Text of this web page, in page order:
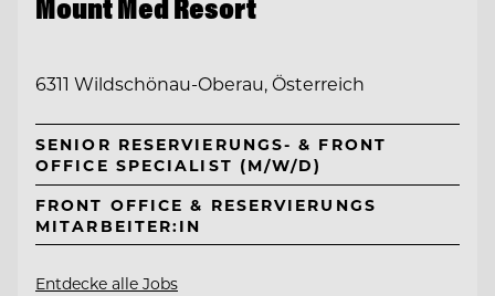
Mount Med Resort
6311 Wildschönau-Oberau, Österreich
SENIOR RESERVIERUNGS- & FRONT
OFFICE SPECIALIST (M/W/D)
FRONT OFFICE & RESERVIERUNGS
MITARBEITER:IN
Entdecke alle Jobs